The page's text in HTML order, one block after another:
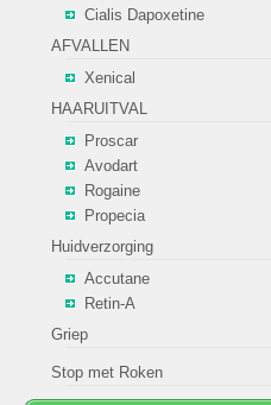
Cialis Dapoxetine
AFVALLEN
Xenical
HAARUITVAL
Proscar
Avodart
Rogaine
Propecia
Huidverzorging
Accutane
Retin-A
Griep
Stop met Roken